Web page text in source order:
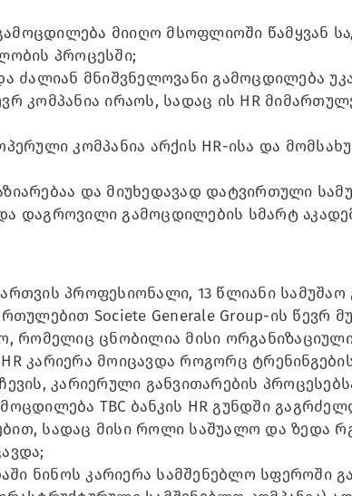
მიიღო მსოფლიოში წამყვან
პროცესში;
ძალიან მნიშვნელოვანი გამოცდილება
კომპანია ირაოს, სადაც ის HR
კომპანია არქის HR-ისა და
და მიუხედავად დატვირთული
დაგროვილი გამოცდილების სმარტ
პროფესიონალი, 13 წლიანი
Societe Generale Group-ის წევრ
რომელიც ცნობილია მისი
კარიერა მოიცავდა როგორც
კარიერული განვითარების
TBC ბანკის HR გუნდში
სადაც მისი როლი საშუალო და ზედა
ნინოს კარიერა სამშენებლო სფეროში